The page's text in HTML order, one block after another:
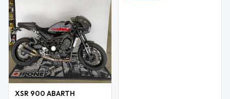
XSR 900 ABARTH